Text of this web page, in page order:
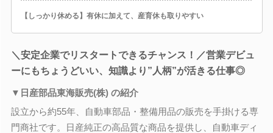
【しっかり休める】有休に加えて、産育休も取りやすい
＼安定企業でリスタートできるチャンス！／営業デビュ
ーにもちょうどいい、知識より”人柄”が活きる仕事◎
▼日産部品東海販売(株) の紹介
設立から約55年、自動車部品・整備用品の販売を手掛ける専
門商社です。日産純正の高品質な商品を提供し、自動車ディ